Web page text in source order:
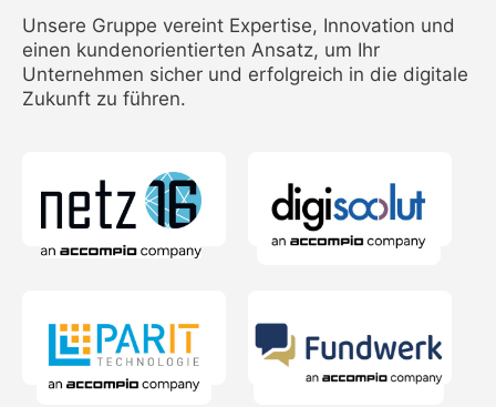
Unsere Gruppe vereint Expertise, Innovation und
einen kundenorientierten Ansatz, um Ihr
Unternehmen sicher und erfolgreich in die digitale
Zukunft zu führen.